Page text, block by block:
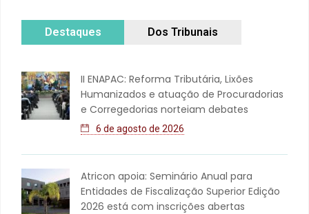
Destaques Dos Tribunais
II ENAPAC: Reforma Tributária, Lixões
Humanizados e atuação de Procuradorias
e Corregedorias norteiam debates
6 de agosto de 2026
Atricon apoia: Seminário Anual para
Entidades de Fiscalização Superior Edição
2026 está com inscrições abertas